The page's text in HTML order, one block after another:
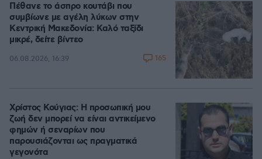
Πέθανε το άσπρο κουτάβι που
συμβίωνε με αγέλη λύκων στην
Κεντρική Μακεδονία: Καλό ταξίδι
μικρέ, δείτε βίντεο
06.08.2026, 16:39 165
Χρίστος Κούγιας: Η προσωπική μου
ζωή δεν μπορεί να είναι αντικείμενο
φημών ή σεναρίων που
παρουσιάζονται ως πραγματικά
γεγονότα